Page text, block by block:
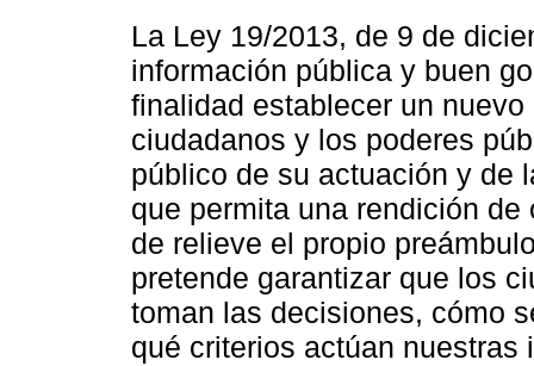
La Ley 19/2013, de 9 de
información pública y buen
finalidad establecer un
ciudadanos y los poderes
público de su actuación y de
que permita una rendición
de relieve el propio
pretende garantizar que los
toman las decisiones, cómo
qué criterios actúan nuestras